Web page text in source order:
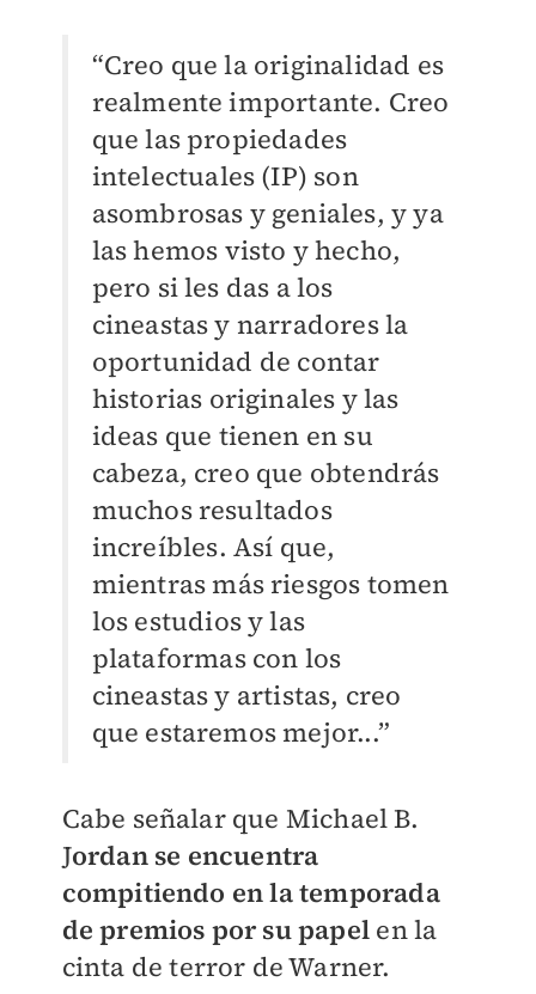
“Creo que la originalidad es
realmente importante. Creo
que las propiedades
intelectuales (IP) son
asombrosas y geniales, y ya
las hemos visto y hecho,
pero si les das a los
cineastas y narradores la
oportunidad de contar
historias originales y las
ideas que tienen en su
cabeza, creo que obtendrás
muchos resultados
increíbles. Así que,
mientras más riesgos tomen
los estudios y las
plataformas con los
cineastas y artistas, creo
que estaremos mejor...”
Cabe señalar que Michael B.
Jordan se encuentra
compitiendo en la temporada
de premios por su papel en la
cinta de terror de Warner.